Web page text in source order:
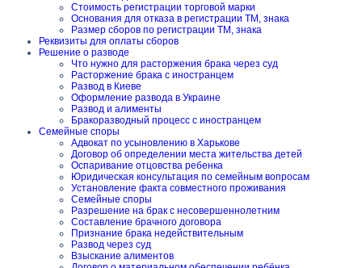
Стоимость регистрации торговой марки
Основания для отказа в регистрации ТМ, знака
Размер сборов по регистрации ТМ, знака
Реквизиты для оплаты сборов
Решение о разводе
Что нужно для расторжения брака через суд
Расторжение брака с иностранцем
Развод в Киеве
Оформление развода в Украине
Развод и алименты
Бракоразводный процесс с иностранцем
Семейные споры
Адвокат по усыновлению в Харькове
Договор об определении места жительства детей
Оспаривание отцовства ребенка
Юридическая консультация по семейным вопросам
Установление факта совместного проживания
Семейные споры
Разрешение на брак с несовершеннолетним
Составление брачного договора
Признание брака недействительным
Развод через суд
Взыскание алиментов